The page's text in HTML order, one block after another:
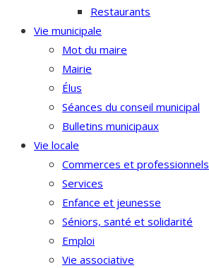
Restaurants
Vie municipale
Mot du maire
Mairie
Élus
Séances du conseil municipal
Bulletins municipaux
Vie locale
Commerces et professionnels
Services
Enfance et jeunesse
Séniors, santé et solidarité
Emploi
Vie associative